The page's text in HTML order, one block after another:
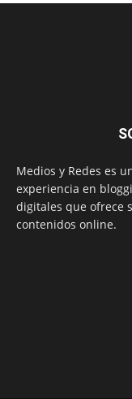
Medios y Redes es
experiencia en
digitales que ofrece
contenidos online.